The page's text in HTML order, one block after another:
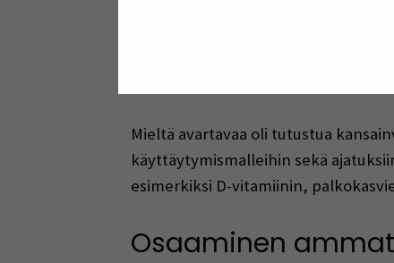
virtuaalisen työmme tulokset
Mieltä avartavaa oli tutustua
käyttäytymismalleihin sekä
esimerkiksi D-vitamiinin,
Osaaminen